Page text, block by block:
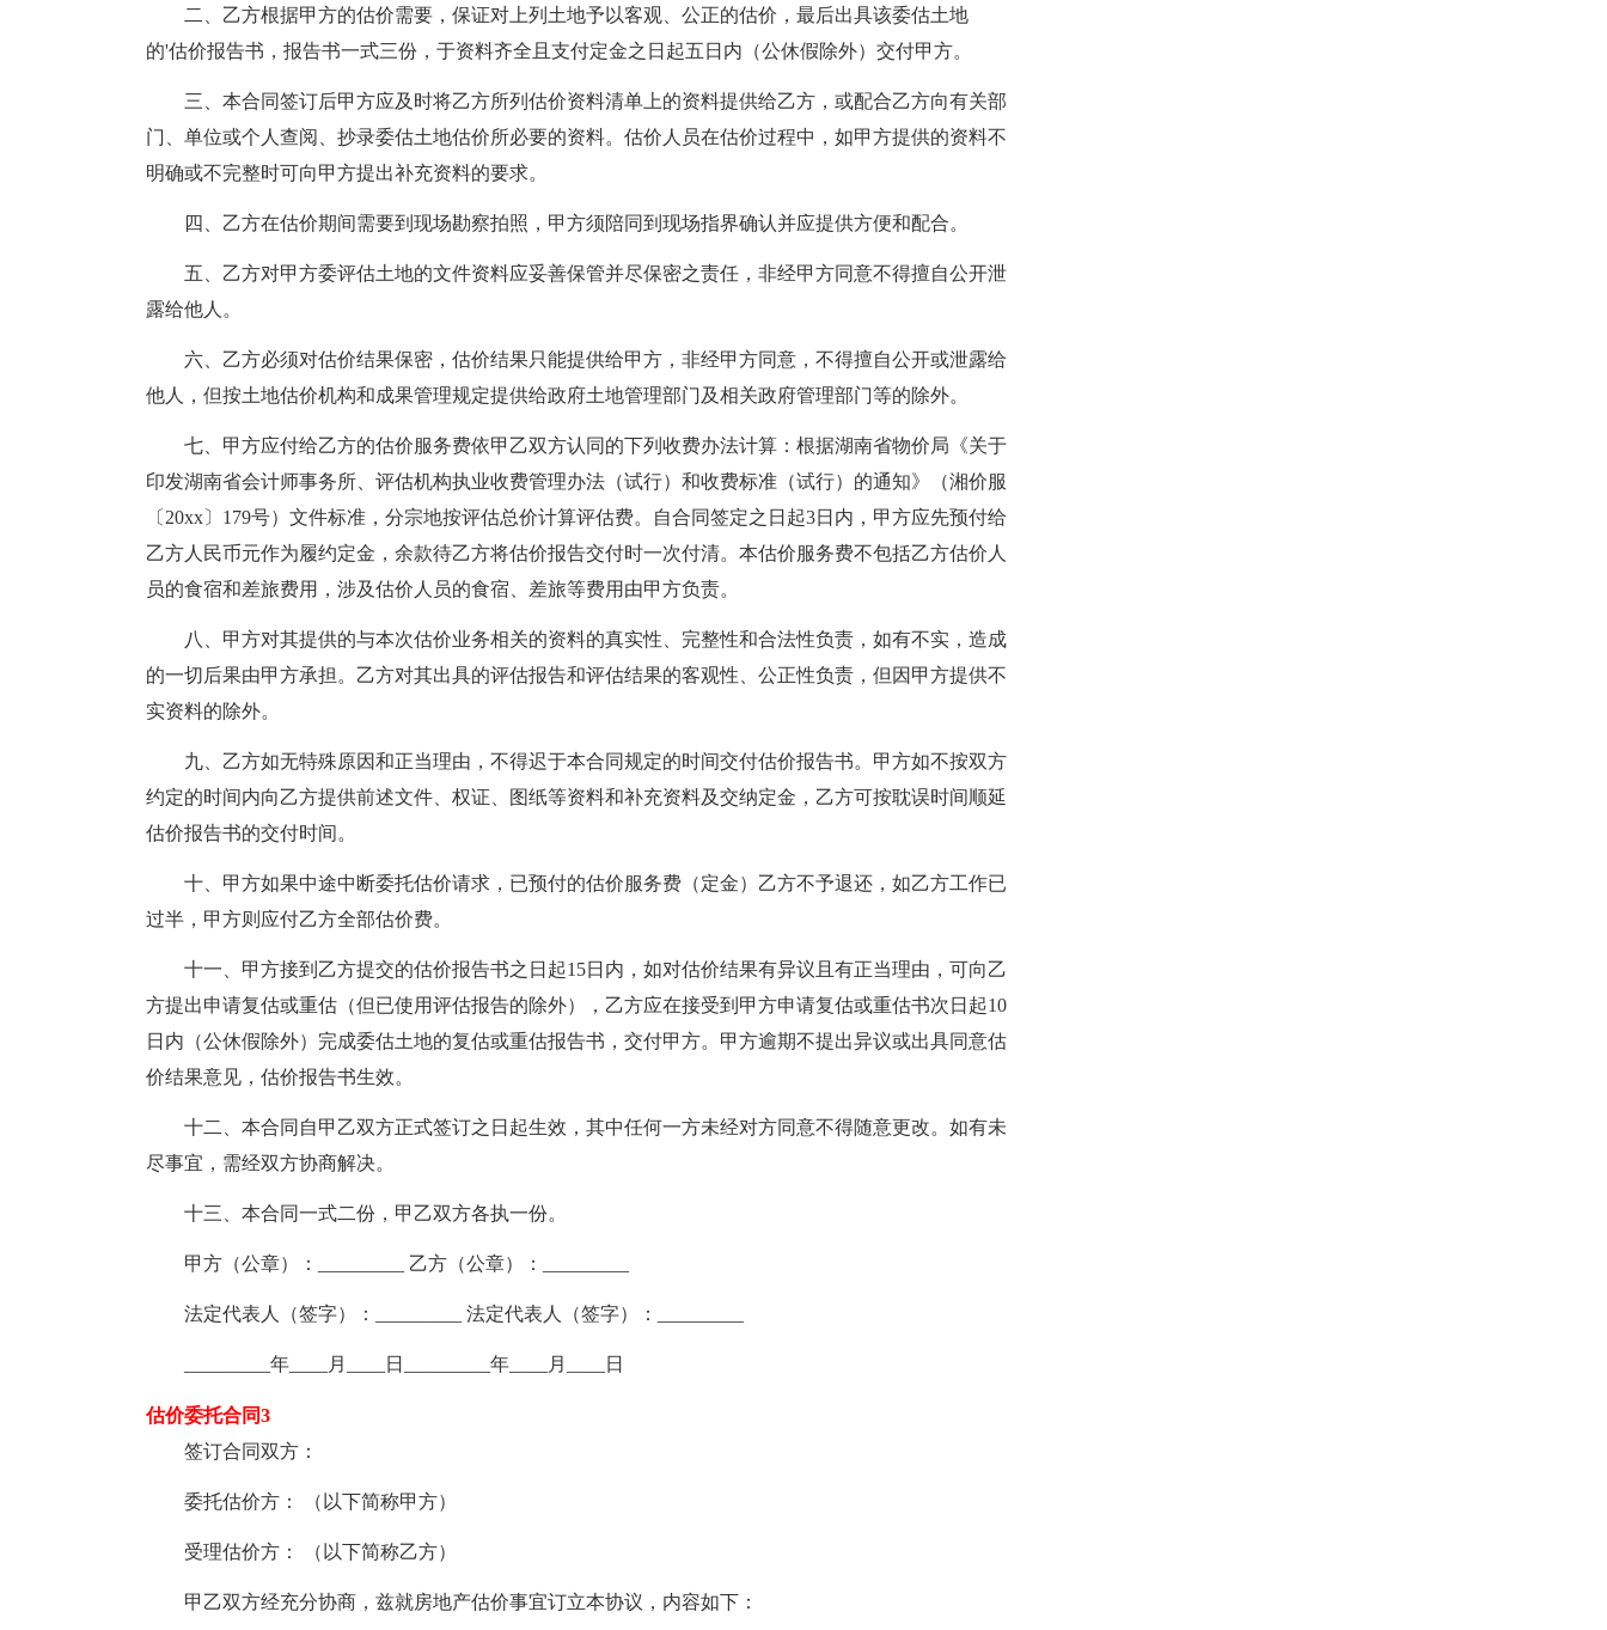
二、乙方根据甲方的估价需要，保证对上列土地予以客观、公正的估价，最后出具该委估土地
的'估价报告书，报告书一式三份，于资料齐全且支付定金之日起五日内（公休假除外）交付甲方。
三、本合同签订后甲方应及时将乙方所列估价资料清单上的资料提供给乙方，或配合乙方向有关部
门、单位或个人查阅、抄录委估土地估价所必要的资料。估价人员在估价过程中，如甲方提供的资料不
明确或不完整时可向甲方提出补充资料的要求。
四、乙方在估价期间需要到现场勘察拍照，甲方须陪同到现场指界确认并应提供方便和配合。
五、乙方对甲方委评估土地的文件资料应妥善保管并尽保密之责任，非经甲方同意不得擅自公开泄
露给他人。
六、乙方必须对估价结果保密，估价结果只能提供给甲方，非经甲方同意，不得擅自公开或泄露给
他人，但按土地估价机构和成果管理规定提供给政府土地管理部门及相关政府管理部门等的除外。
七、甲方应付给乙方的估价服务费依甲乙双方认同的下列收费办法计算：根据湖南省物价局《关于
印发湖南省会计师事务所、评估机构执业收费管理办法（试行）和收费标准（试行）的通知》（湘价服
〔20xx〕179号）文件标准，分宗地按评估总价计算评估费。自合同签定之日起3日内，甲方应先预付给
乙方人民币元作为履约定金，余款待乙方将估价报告交付时一次付清。本估价服务费不包括乙方估价人
员的食宿和差旅费用，涉及估价人员的食宿、差旅等费用由甲方负责。
八、甲方对其提供的与本次估价业务相关的资料的真实性、完整性和合法性负责，如有不实，造成
的一切后果由甲方承担。乙方对其出具的评估报告和评估结果的客观性、公正性负责，但因甲方提供不
实资料的除外。
九、乙方如无特殊原因和正当理由，不得迟于本合同规定的时间交付估价报告书。甲方如不按双方
约定的时间内向乙方提供前述文件、权证、图纸等资料和补充资料及交纳定金，乙方可按耽误时间顺延
估价报告书的交付时间。
十、甲方如果中途中断委托估价请求，已预付的估价服务费（定金）乙方不予退还，如乙方工作已
过半，甲方则应付乙方全部估价费。
十一、甲方接到乙方提交的估价报告书之日起15日内，如对估价结果有异议且有正当理由，可向乙
方提出申请复估或重估（但已使用评估报告的除外），乙方应在接受到甲方申请复估或重估书次日起10
日内（公休假除外）完成委估土地的复估或重估报告书，交付甲方。甲方逾期不提出异议或出具同意估
价结果意见，估价报告书生效。
十二、本合同自甲乙双方正式签订之日起生效，其中任何一方未经对方同意不得随意更改。如有未
尽事宜，需经双方协商解决。
十三、本合同一式二份，甲乙双方各执一份。
甲方（公章）：_________ 乙方（公章）：_________
法定代表人（签字）：_________ 法定代表人（签字）：_________
_________年____月____日_________年____月____日
估价委托合同3
签订合同双方：
委托估价方： （以下简称甲方）
受理估价方： （以下简称乙方）
甲乙双方经充分协商，兹就房地产估价事宜订立本协议，内容如下：